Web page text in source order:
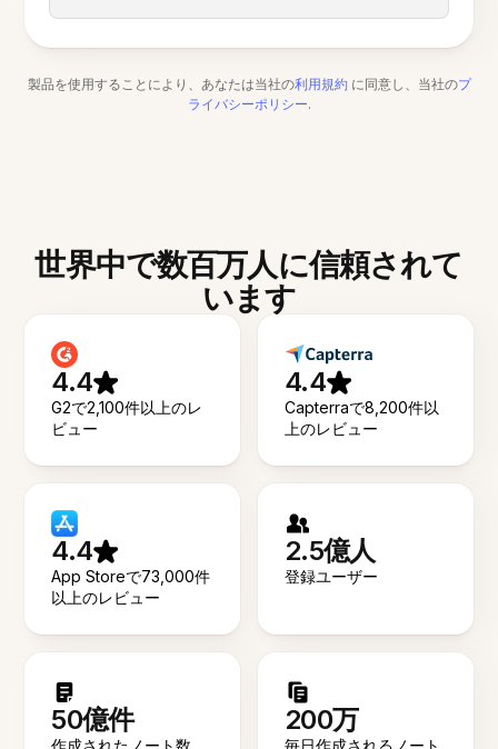
製品を使用することにより、あなたは当社の利用規約 に同意し、当社のプ
ライバシーポリシー.
世界中で数百万人に信頼されて
います
4.4
G2で2,100件以上のレ
ビュー
4.4
Capterraで8,200件以
上のレビュー
4.4
App Storeで73,000件
以上のレビュー
2.5億人
登録ユーザー
50億件
作成されたノート数
200万
毎日作成されるノート